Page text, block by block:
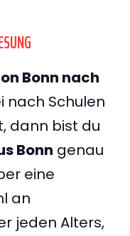
Bonn nach
nach Schulen
dann bist du
Bonn genau
eine
an
jeden Alters,